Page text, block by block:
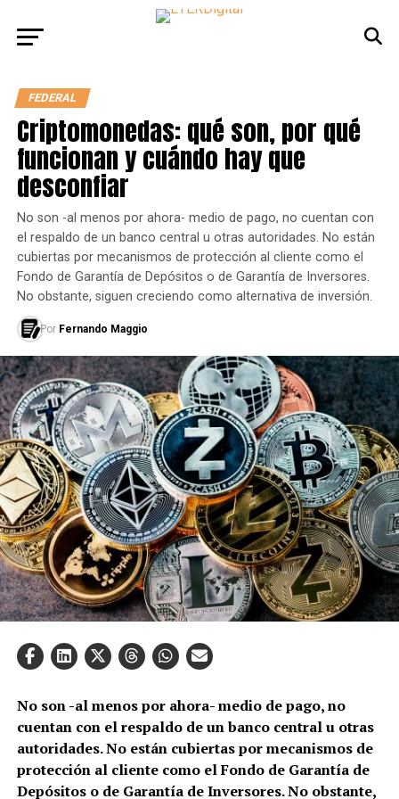
FEDERAL
Criptomonedas: qué son, por qué
funcionan y cuándo hay que
desconfiar
No son -al menos por ahora- medio de pago, no cuentan con
el respaldo de un banco central u otras autoridades. No están
cubiertas por mecanismos de protección al cliente como el
Fondo de Garantía de Depósitos o de Garantía de Inversores.
No obstante, siguen creciendo como alternativa de inversión.
Por Fernando Maggio
No son -al menos por ahora- medio de pago, no
cuentan con el respaldo de un banco central u otras
autoridades. No están cubiertas por mecanismos de
protección al cliente como el Fondo de Garantía de
Depósitos o de Garantía de Inversores. No obstante,